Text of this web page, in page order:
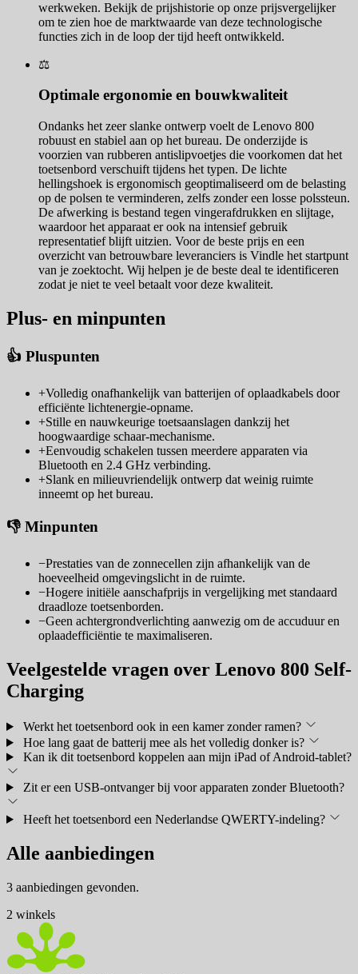
werkweken. Bekijk de prijshistorie op onze prijsvergelijker
om te zien hoe de marktwaarde van deze technologische
functies zich in de loop der tijd heeft ontwikkeld.
⚖️
Optimale ergonomie en bouwkwaliteit
Ondanks het zeer slanke ontwerp voelt de Lenovo 800
robuust en stabiel aan op het bureau. De onderzijde is
voorzien van rubberen antislipvoetjes die voorkomen dat het
toetsenbord verschuift tijdens het typen. De lichte
hellingshoek is ergonomisch geoptimaliseerd om de belasting
op de polsen te verminderen, zelfs zonder een losse polssteun.
De afwerking is bestand tegen vingerafdrukken en slijtage,
waardoor het apparaat er ook na intensief gebruik
representatief blijft uitzien. Voor de beste prijs en een
overzicht van betrouwbare leveranciers is Vindle het startpunt
van je zoektocht. Wij helpen je de beste deal te identificeren
zodat je niet te veel betaalt voor deze kwaliteit.
Plus- en minpunten
👍 Pluspunten
+Volledig onafhankelijk van batterijen of oplaadkabels door
efficiënte lichtenergie-opname.
+Stille en nauwkeurige toetsaanslagen dankzij het
hoogwaardige schaar-mechanisme.
+Eenvoudig schakelen tussen meerdere apparaten via
Bluetooth en 2.4 GHz verbinding.
+Slank en milieuvriendelijk ontwerp dat weinig ruimte
inneemt op het bureau.
👎 Minpunten
−Prestaties van de zonnecellen zijn afhankelijk van de
hoeveelheid omgevingslicht in de ruimte.
−Hogere initiële aanschafprijs in vergelijking met standaard
draadloze toetsenborden.
−Geen achtergrondverlichting aanwezig om de accuduur en
oplaadefficiëntie te maximaliseren.
Veelgestelde vragen over Lenovo 800 Self-
Charging
Werkt het toetsenbord ook in een kamer zonder ramen?
Hoe lang gaat de batterij mee als het volledig donker is?
Kan ik dit toetsenbord koppelen aan mijn iPad of Android-tablet?
Zit er een USB-ontvanger bij voor apparaten zonder Bluetooth?
Heeft het toetsenbord een Nederlandse QWERTY-indeling?
Alle aanbiedingen
3 aanbiedingen gevonden.
2 winkels